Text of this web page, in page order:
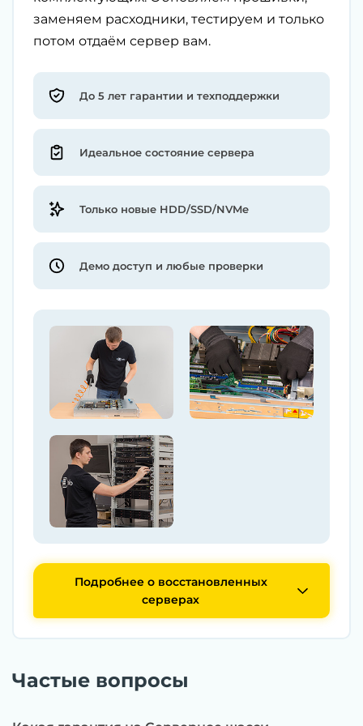
заменяем расходники, тестируем и только
потом отдаём сервер вам.
До 5 лет гарантии и техподдержки
Идеальное состояние сервера
Только новые HDD/SSD/NVMe
Демо доступ и любые проверки
Подробнее о восстановленных
серверах
Частые вопросы